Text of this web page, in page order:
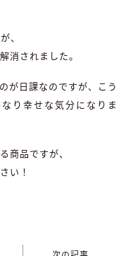
、
消されました。
が日課なのですが、こう
り幸せな気分になりま
商品ですが、
い！